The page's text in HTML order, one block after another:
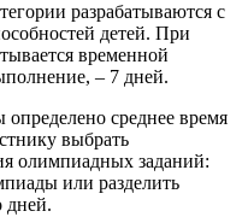
разрабатываются с
детей. При
временной
– 7 дней.
среднее время
выбрать
олимпиадных заданий:
или разделить
дней.